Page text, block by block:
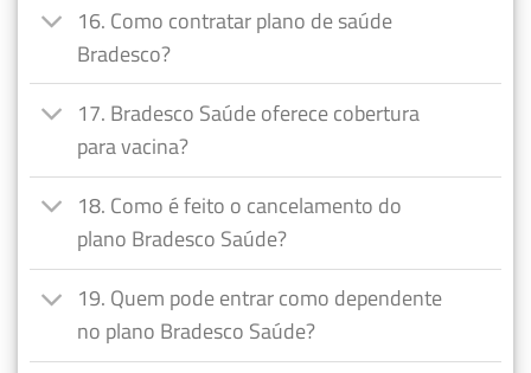
16. Como contratar plano de saúde
Bradesco?
17. Bradesco Saúde oferece cobertura
para vacina?
18. Como é feito o cancelamento do
plano Bradesco Saúde?
19. Quem pode entrar como dependente
no plano Bradesco Saúde?